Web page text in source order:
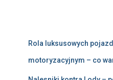
Rola luksusowych
motoryzacyjnym – co